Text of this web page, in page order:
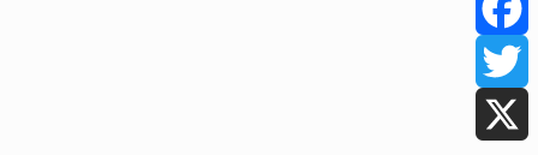
Facebook
Twitter